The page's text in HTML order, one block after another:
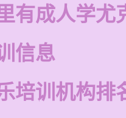
有成人学尤
信息
培训机构排